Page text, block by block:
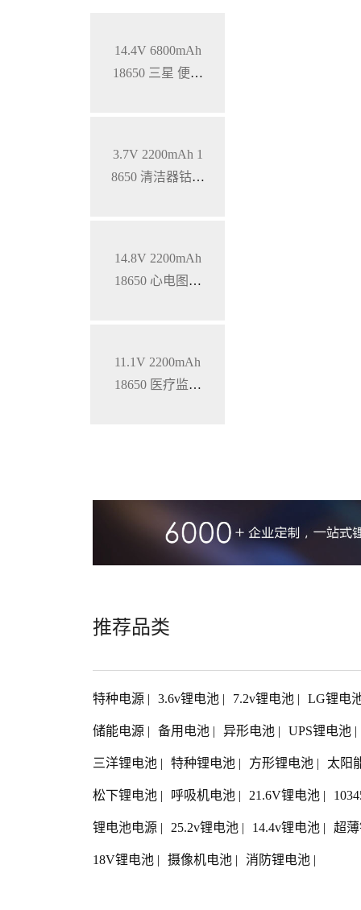
14.4V 6800mAh
18650 三星 便携
3.7V 2200mAh 1
8650 清洁器钴酸
14.8V 2200mAh
18650 心电图机
11.1V 2200mAh
18650 医疗监护
推荐品类
特种电源 | 3.6v锂电池 | 7.2v锂电池 | LG锂电
储能电源 | 备用电池 | 异形电池 | UPS锂电池 |
三洋锂电池 | 特种锂电池 | 方形锂电池 | 太阳
松下锂电池 | 呼吸机电池 | 21.6V锂电池 |
锂电池电源 | 25.2v锂电池 | 14.4v锂电池 | 超
18V锂电池 | 摄像机电池 | 消防锂电池 |